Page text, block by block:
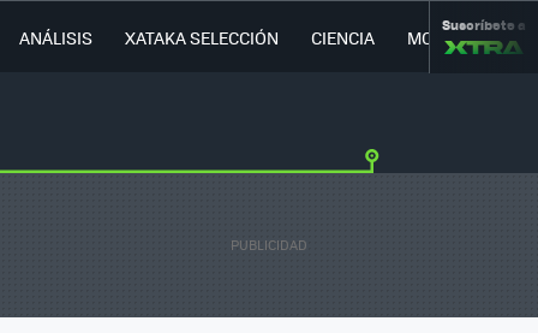
ANÁLISIS XATAKA SELECCIÓN CIENCIA MOVILIDAD
Suscríbete a